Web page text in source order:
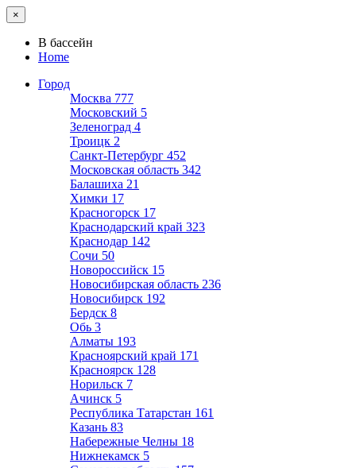
×
В бассейн
Home
Город
Москва 777
Московский 5
Зеленоград 4
Троицк 2
Санкт-Петербург 452
Московская область 342
Балашиха 21
Химки 17
Красногорск 17
Краснодарский край 323
Краснодар 142
Сочи 50
Новороссийск 15
Новосибирская область 236
Новосибирск 192
Бердск 8
Обь 3
Алматы 193
Красноярский край 171
Красноярск 128
Норильск 7
Ачинск 5
Республика Татарстан 161
Казань 83
Набережные Челны 18
Нижнекамск 5